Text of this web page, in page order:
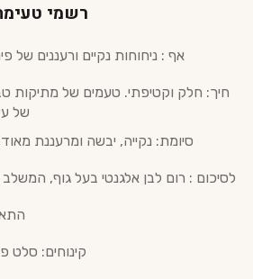
רשמי
אף : ניחוחות נקיים ורעננים של
חיך: חלק וקטיפתי. טעמים של מתיקות
של
סיומת: נקייה, יבשה ומרעננת
לסיכום : רום לבן אלגנטי בעל גוף, המשלב רעננות טרופית עם
קינוחים: סלט